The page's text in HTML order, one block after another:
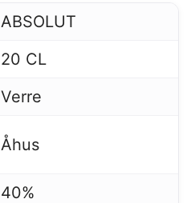
ABSOLUT
20 CL
Verre
Åhus
40%